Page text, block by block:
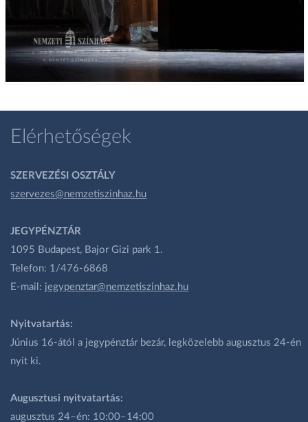
Elérhetőségek
SZERVEZÉSI OSZTÁLY
szervezes@nemzetiszinhaz.hu
JEGYPÉNZTÁR
1095 Budapest, Bajor Gizi park 1.
Telefon: 1/476-6868
E-mail: jegypenztar@nemzetiszinhaz.hu
Nyitvatartás:
Június 16-ától a jegypénztár bezár, legközelebb augusztus 24-én
nyit ki.
Augusztusi nyitvatartás:
augusztus 24–én: 10:00–14:00